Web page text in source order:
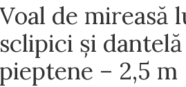
Voal de
sclipici și
pieptene – 2,5 m